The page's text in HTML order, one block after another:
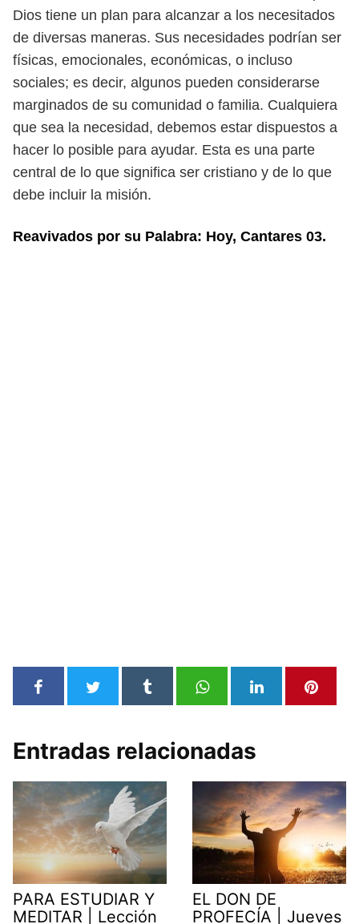
Dios tiene un plan para alcanzar a los necesitados
de diversas maneras. Sus necesidades podrían ser
físicas, emocionales, económicas, o incluso
sociales; es decir, algunos pueden considerarse
marginados de su comunidad o familia. Cualquiera
que sea la necesidad, debemos estar dispuestos a
hacer lo posible para ayudar. Esta es una parte
central de lo que significa ser cristiano y de lo que
debe incluir la misión.
Reavivados por su Palabra: Hoy, Cantares 03.
Entradas relacionadas
PARA ESTUDIAR Y
MEDITAR | Lección
EL DON DE
PROFECÍA | Jueves